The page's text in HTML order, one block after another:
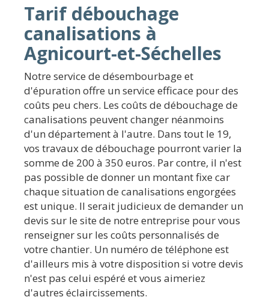
Tarif débouchage
canalisations à
Agnicourt-et-Séchelles
Notre service de désembourbage et
d'épuration offre un service efficace pour des
coûts peu chers. Les coûts de débouchage de
canalisations peuvent changer néanmoins
d'un département à l'autre. Dans tout le 19,
vos travaux de débouchage pourront varier la
somme de 200 à 350 euros. Par contre, il n'est
pas possible de donner un montant fixe car
chaque situation de canalisations engorgées
est unique. Il serait judicieux de demander un
devis sur le site de notre entreprise pour vous
renseigner sur les coûts personnalisés de
votre chantier. Un numéro de téléphone est
d'ailleurs mis à votre disposition si votre devis
n'est pas celui espéré et vous aimeriez
d'autres éclaircissements.